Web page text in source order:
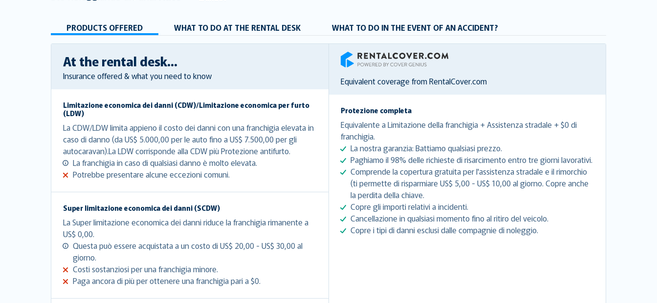
PRODUCTS OFFERED WHAT TO DO AT THE RENTAL DESK WHAT TO DO IN THE EVENT OF AN ACCIDENT?
At the rental desk...
Insurance offered & what you need to know
Limitazione economica dei danni (CDW)/Limitazione economica per furto
(LDW)
La CDW/LDW limita appieno il costo dei danni con una franchigia elevata in
caso di danno (da US$ 5.000,00 per le auto fino a US$ 7.500,00 per gli
autocaravan).La LDW corrisponde alla CDW più Protezione antifurto.
La franchigia in caso di qualsiasi danno è molto elevata.
Potrebbe presentare alcune eccezioni comuni.
Super limitazione economica dei danni (SCDW)
La Super limitazione economica dei danni riduce la franchigia rimanente a
US$ 0,00.
Questa può essere acquistata a un costo di US$ 20,00 - US$ 30,00 al
giorno.
Costi sostanziosi per una franchigia minore.
Paga ancora di più per ottenere una franchigia pari a $0.
RentalCover
Equivalent coverage from RentalCover.com
Protezione completa
Equivalente a Limitazione della franchigia + Assistenza stradale + $0 di
franchigia.
La nostra garanzia: Battiamo qualsiasi prezzo.
Paghiamo il 98% delle richieste di risarcimento entro tre giorni lavorativi.
Comprende la copertura gratuita per l'assistenza stradale e il rimorchio
(ti permette di risparmiare US$ 5,00 - US$ 10,00 al giorno. Copre anche
la perdita della chiave.
Copre gli importi relativi a incidenti.
Cancellazione in qualsiasi momento fino al ritiro del veicolo.
Copre i tipi di danni esclusi dalle compagnie di noleggio.